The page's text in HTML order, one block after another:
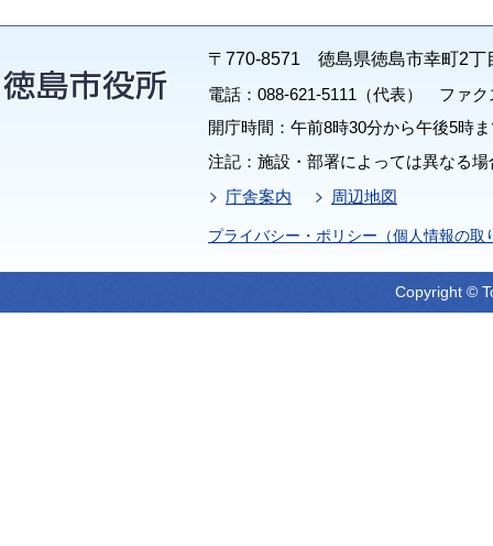
〒770-8571 徳島県徳島市幸町2丁
電話：088-621-5111（代表） ファク
開庁時間：午前8時30分から午後5時
注記：施設・部署によっては異なる
庁舎案内
周辺地図
プライバシー・ポリシー（個人情報の取
Copyright ©